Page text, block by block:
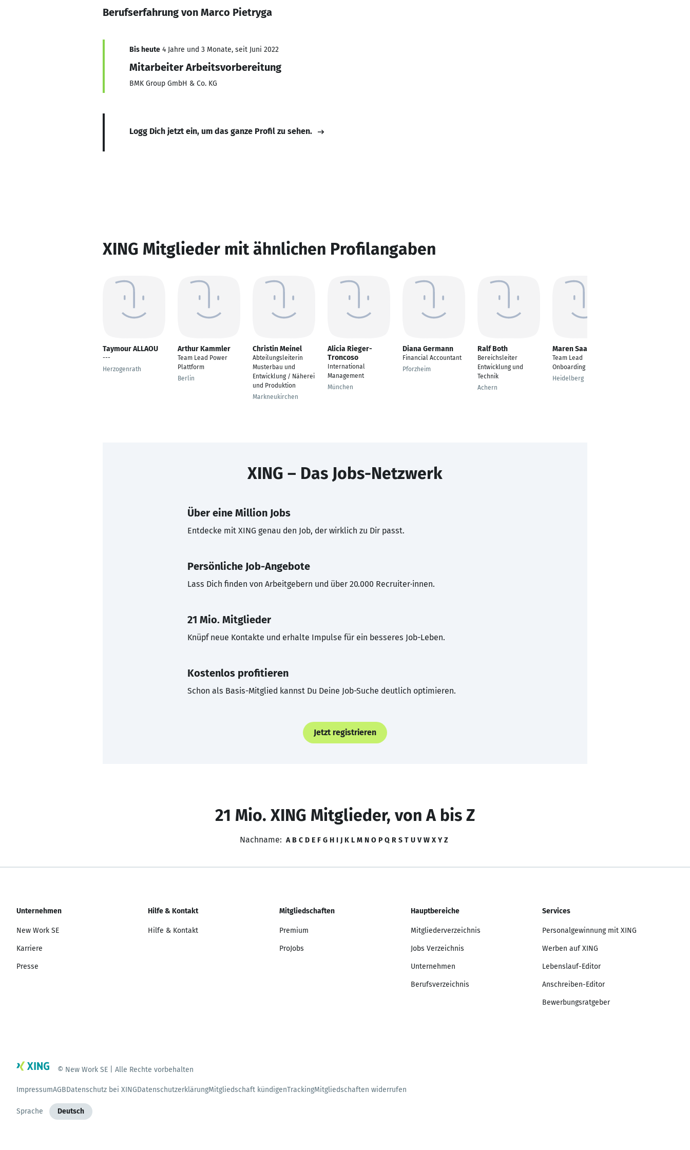
Berufserfahrung von Marco Pietryga
Bis heute 4 Jahre und 3 Monate, seit Juni 2022
Mitarbeiter Arbeitsvorbereitung
BMK Group GmbH & Co. KG
Logg Dich jetzt ein, um das ganze Profil zu sehen.
XING Mitglieder mit ähnlichen Profilangaben
Taymour ALLAOU
---
Herzogenrath
Arthur Kammler
Team Lead Power
Plattform
Berlin
Christin Meinel
Abteilungsleiterin
Musterbau und
Entwicklung / Näherei
und Produktion
Markneukirchen
Alicia Rieger-
Troncoso
International
Management
München
Diana Germann
Financial Accountant
Pforzheim
Ralf Both
Bereichsleiter
Entwicklung und
Technik
Achern
Maren Saalheim
Team Lead
Onboarding
Heidelberg
XING – Das Jobs-Netzwerk
Über eine Million Jobs
Entdecke mit XING genau den Job, der wirklich zu Dir passt.
Persönliche Job-Angebote
Lass Dich finden von Arbeitgebern und über 20.000 Recruiter·innen.
21 Mio. Mitglieder
Knüpf neue Kontakte und erhalte Impulse für ein besseres Job-Leben.
Kostenlos profitieren
Schon als Basis-Mitglied kannst Du Deine Job-Suche deutlich optimieren.
Jetzt registrieren
21 Mio. XING Mitglieder, von A bis Z
Nachname: A B C D E F G H I J K L M N O P Q R S T U V W X Y Z
Unternehmen
New Work SE
Karriere
Presse
Hilfe & Kontakt
Hilfe & Kontakt
Mitgliedschaften
Premium
ProJobs
Hauptbereiche
Mitgliederverzeichnis
Jobs Verzeichnis
Unternehmen
Berufsverzeichnis
Services
Personalgewinnung mit XING
Werben auf XING
Lebenslauf-Editor
Anschreiben-Editor
Bewerbungsratgeber
© New Work SE | Alle Rechte vorbehalten
ImpressumAGBDatenschutz bei XINGDatenschutzerklärungMitgliedschaft kündigenTrackingMitgliedschaften widerrufen
Sprache Deutsch